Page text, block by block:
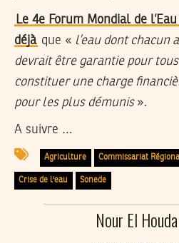
Le 4e Forum Mondial de
déjà que « l’eau dont chacun
devrait être garantie pour
constituer une charge
pour les plus démunis».
A suivre …
Agriculture Commissariat
Crise de l'eau Sonede
Nour El